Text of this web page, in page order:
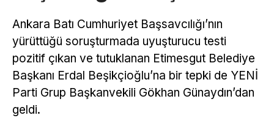
Ankara Batı Cumhuriyet Başsavcılığı’nın
yürüttüğü soruşturmada uyuşturucu testi
pozitif çıkan ve tutuklanan Etimesgut Belediye
Başkanı Erdal Beşikçioğlu’na bir tepki de YENİ
Parti Grup Başkanvekili Gökhan Günaydın’dan
geldi.